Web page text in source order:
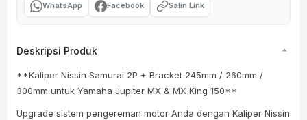
WhatsApp Facebook Salin Link
Deskripsi Produk
**Kaliper Nissin Samurai 2P + Bracket 245mm / 260mm /
300mm untuk Yamaha Jupiter MX & MX King 150**
Upgrade sistem pengereman motor Anda dengan Kaliper Nissin